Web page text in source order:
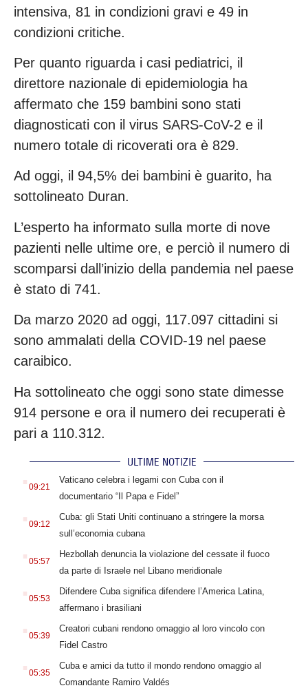
intensiva, 81 in condizioni gravi e 49 in
condizioni critiche.
Per quanto riguarda i casi pediatrici, il
direttore nazionale di epidemiologia ha
affermato che 159 bambini sono stati
diagnosticati con il virus SARS-CoV-2 e il
numero totale di ricoverati ora è 829.
Ad oggi, il 94,5% dei bambini è guarito, ha
sottolineato Duran.
L’esperto ha informato sulla morte di nove
pazienti nelle ultime ore, e perciò il numero di
scomparsi dall’inizio della pandemia nel paese
è stato di 741.
Da marzo 2020 ad oggi, 117.097 cittadini si
sono ammalati della COVID-19 nel paese
caraibico.
Ha sottolineato che oggi sono state dimesse
914 persone e ora il numero dei recuperati è
pari a 110.312.
ULTIME NOTIZIE
. 09:21
Vaticano celebra i legami con Cuba con il
documentario “Il Papa e Fidel”
. 09:12
Cuba: gli Stati Uniti continuano a stringere la morsa
sull’economia cubana
. 05:57
Hezbollah denuncia la violazione del cessate il fuoco
da parte di Israele nel Libano meridionale
. 05:53
Difendere Cuba significa difendere l’America Latina,
affermano i brasiliani
. 05:39
Creatori cubani rendono omaggio al loro vincolo con
Fidel Castro
. 05:35
Cuba e amici da tutto il mondo rendono omaggio al
Comandante Ramiro Valdés